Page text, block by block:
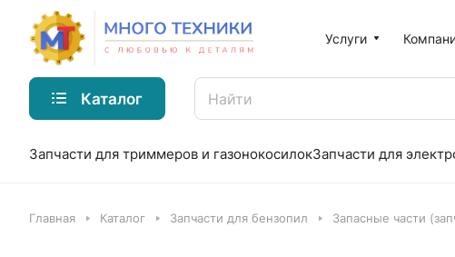
Услуги
Каталог
Запчасти для триммеров и газонокосилокЗапчасти для
Главная Каталог Запчасти для бензопил Запасные части